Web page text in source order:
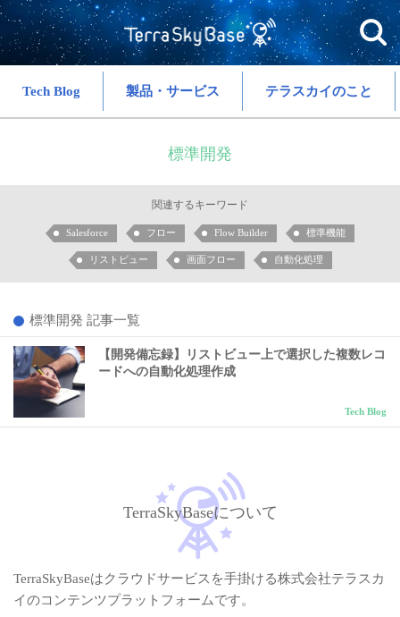
Tech Blog 製品・サービス テラスカイのこと
標準開発
関連するキーワード
Salesforce フロー Flow Builder 標準機能
リストビュー 画面フロー 自動化処理
標準開発 記事一覧
【開発備忘録】リストビュー上で選択した複数レコ
ードへの自動化処理作成
Tech Blog
TerraSkyBaseについて
TerraSkyBaseはクラウドサービスを手掛ける株式会社テラスカ
イのコンテンツプラットフォームです。